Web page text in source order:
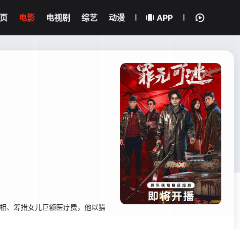
电影 电视剧 综艺 动漫 APP
、筹措女儿巨额医疗费，他以猫